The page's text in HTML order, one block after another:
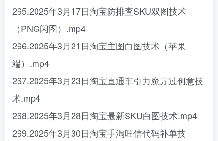
265.2025年3月17日淘宝防排查SKU双图技术
（PNG闪图）.mp4
266.2025年3月21日淘宝主图白图技术（苹果
端）.mp4
267.2025年3月23日淘宝直通车引力魔方过创意技
术.mp4
268.2025年3月28日淘宝最新SKU白图技术.mp4
269.2025年3月30日淘宝手淘旺信代码补单技